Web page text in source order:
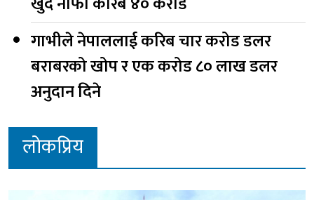
गाभीले नेपाललाई करिब चार करोड डलर
बराबरको खोप र एक करोड ८० लाख डलर
अनुदान दिने
लोकप्रिय